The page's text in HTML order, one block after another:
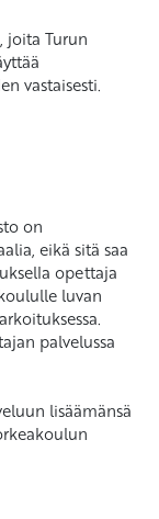
joita Turun
vastaisesti.
on
eikä sitä saa
opettaja
luvan
palvelussa
lisäämänsä